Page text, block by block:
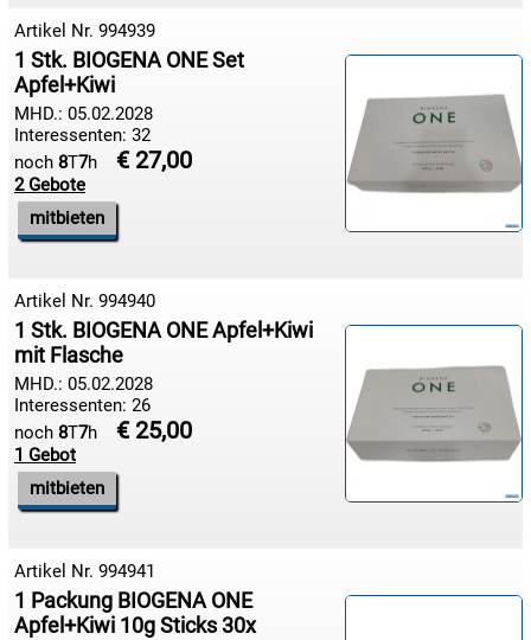
19.08:
19.08:


20.08:

20.08:
Artikel Nr. 994939
1 Stk. BIOGENA ONE Set
Apfel+Kiwi
MHD.: 05.02.2028
Interessenten: 32
noch 8T7h € 27,00
2 Gebote
mitbieten
Artikel Nr. 994940
1 Stk. BIOGENA ONE Apfel+Kiwi
mit Flasche
MHD.: 05.02.2028
Interessenten: 26
noch 8T7h € 25,00
1 Gebot
mitbieten
Artikel Nr. 994941
1 Packung BIOGENA ONE
Apfel+Kiwi 10g Sticks 30x